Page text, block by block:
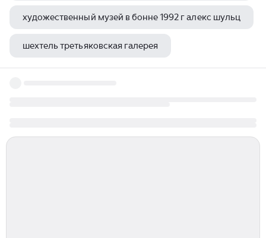
художественный музей в бонне 1992 г алекс шульц
шехтель третьяковская галерея